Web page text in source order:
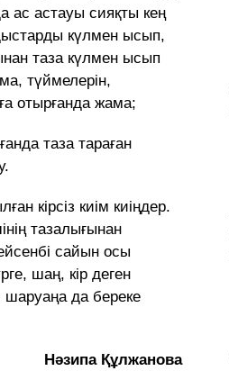
ас астауы сияқты кең
күлмен ысып,
таза күлмен ысып
түймелерін,
отырғанда жама;
таза тараған
кірсіз киім киіңдер.
тазалығынан
сайын осы
шаң, кір деген
шаруаңа да береке
Нәзипа Құлжанова